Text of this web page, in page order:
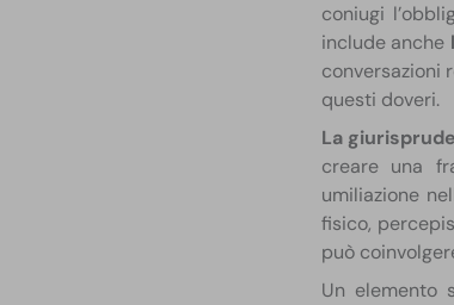
coniugi
include anche
conversazioni
questi doveri.
La
creare una
umiliazione
fisico,
può
Un elemento